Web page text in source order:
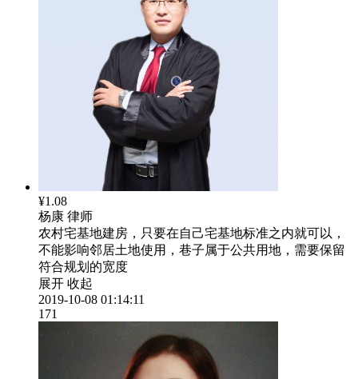
¥1.08
杨康 律师
农村宅基地建房，只要在自己宅基地标准之内就可以，
不能影响邻居土地使用，巷子属于公共用地，需要保留
符合规划的宽度
展开 收起
2019-10-08 01:14:11
171